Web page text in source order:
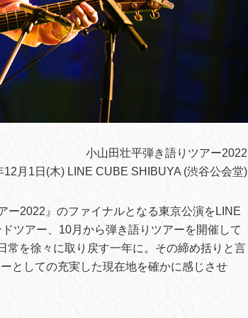
⼩⼭⽥壮平弾き語りツアー2022
12月1日(木) LINE CUBE SHIBUYA (渋谷公会堂)
ー2022』のファイナルとなる東京公演をLINE
ツアー、10月から弾き語りツアーを開催して
常を徐々に取り戻す一年に。その締め括りと言
としての充実した現在地を確かに感じさせ